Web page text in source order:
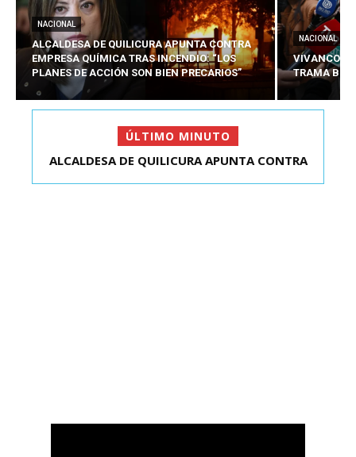
NACIONAL
ALCALDESA DE QUILICURA APUNTA CONTRA
EMPRESA QUÍMICA TRAS INCENDIO: “LOS
PLANES DE ACCIÓN SON BIEN PRECARIOS”
NACIONAL
VIVANCO
TRAMA
ÚLTIMO MINUTO
ALCALDESA DE QUILICURA APUNTA CONTRA
VIVANCO DECLARA POR PRIMERA VEZ EN TRAMA